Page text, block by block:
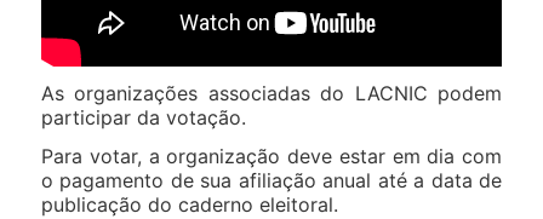
As organizações associadas do LACNIC podem
participar da votação.
Para votar, a organização deve estar em dia com
o pagamento de sua afiliação anual até a data de
publicação do caderno eleitoral.